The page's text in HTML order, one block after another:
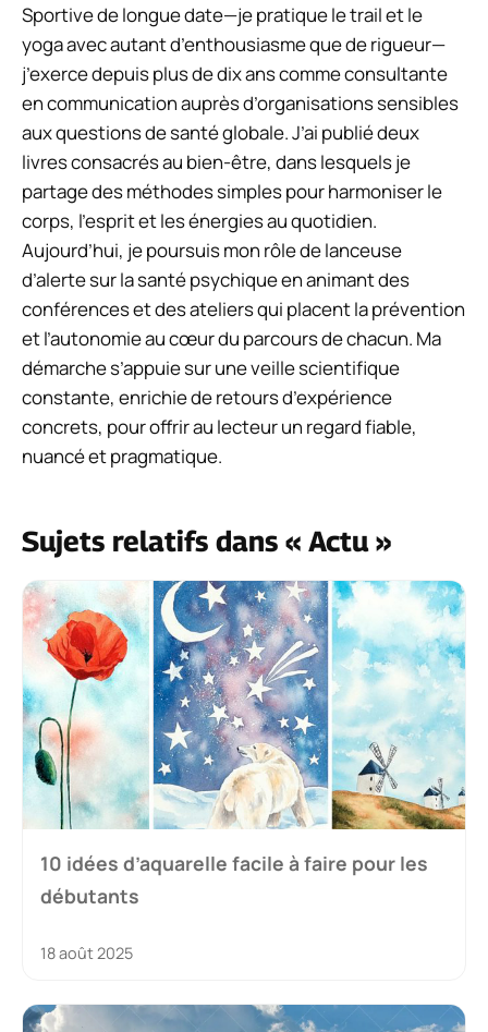
Sportive de longue date—je pratique le trail et le
yoga avec autant d’enthousiasme que de rigueur—
j’exerce depuis plus de dix ans comme consultante
en communication auprès d’organisations sensibles
aux questions de santé globale. J’ai publié deux
livres consacrés au bien-être, dans lesquels je
partage des méthodes simples pour harmoniser le
corps, l’esprit et les énergies au quotidien.
Aujourd’hui, je poursuis mon rôle de lanceuse
d’alerte sur la santé psychique en animant des
conférences et des ateliers qui placent la prévention
et l’autonomie au cœur du parcours de chacun. Ma
démarche s’appuie sur une veille scientifique
constante, enrichie de retours d’expérience
concrets, pour offrir au lecteur un regard fiable,
nuancé et pragmatique.
Sujets relatifs dans « Actu »
10 idées d’aquarelle facile à faire pour les
débutants
18 août 2025